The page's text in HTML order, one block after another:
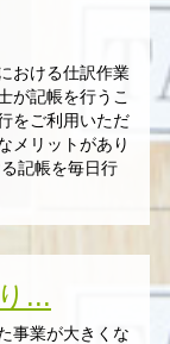
おける仕訳作業
が記帳を行うこ
をご利用いただ
メリットがあり
記帳を毎日行
...
事業が大きくな